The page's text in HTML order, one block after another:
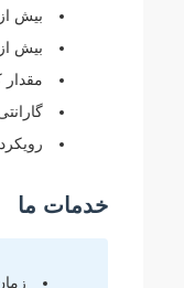
بیش از 18 سال تجربه در صنعت
بیش از 100 مشتری خارجی با 3 سال همکاری
خدمات ما
زمان